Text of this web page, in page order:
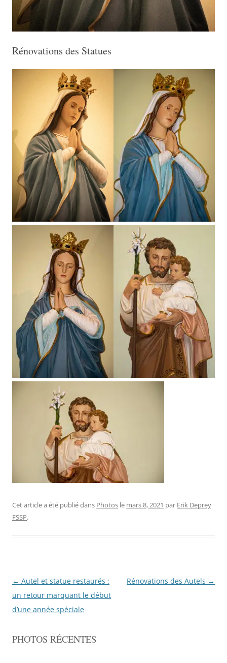
Rénovations des Statues
Cet article a été publié dans Photos le mars 8, 2021 par Erik Deprey
FSSP.
Navigation
de
l'article
← Autel et statue restaurés :
un retour marquant le début
d’une année spéciale
Rénovations des Autels →
PHOTOS RÉCENTES